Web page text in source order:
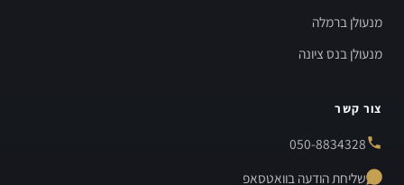
מנעולן ברמלה
מנעולן בנס ציונה
צור קשר
050-8834328
שליחת הודעה בוואטסאפ